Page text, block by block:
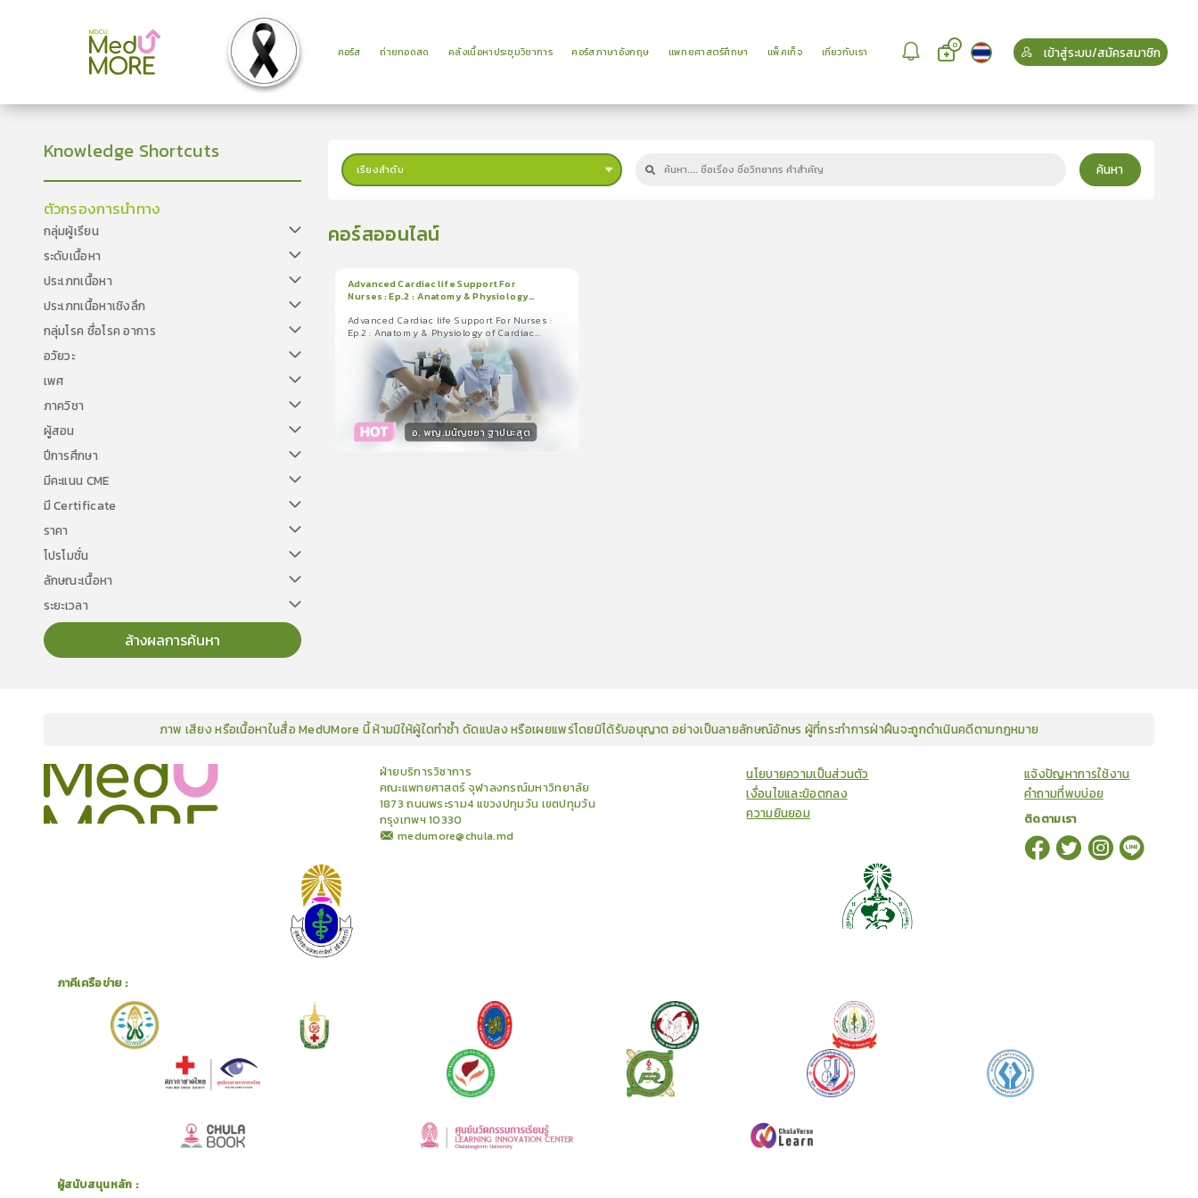
คอร์ส ถ่ายทอดสด คลังเนื้อหาประชุมวิชาการ คอร์สภาษาอังกฤษ แพทยศาสตร์ศึกษา แพ็คเก็จ เกี่ยวกับเรา
0 เข้าสู่ระบบ/สมัครสมาชิก
Knowledge Shortcuts
ตัวกรองการนำทาง
กลุ่มผู้เรียน
ระดับเนื้อหา
ประเภทเนื้อหา
ประเภทเนื้อหาเชิงลึก
กลุ่มโรค ชื่อโรค อาการ
อวัยวะ
เพศ
ภาควิชา
ผู้สอน
ปีการศึกษา
มีคะแนน CME
มี Certificate
ราคา
โปรโมชั่น
ลักษณะเนื้อหา
ระยะเวลา
ล้างผลการค้นหา
เรียงลำดับ ค้นหา
คอร์สออนไลน์
Advanced Cardiac life Support For
Nurses : Ep.2 : Anatomy & Physiology
Advanced Cardiac life Support For Nurses :
Ep.2 : Anatomy & Physiology of Cardiac
Conduction System
อ. พญ.มนัญชยา ฐาปนะสุต
ใบรับรอง
Advanced Cardiac life Support For
Nurses : Ep.2 : Anatomy & Physiology of
3.0(5ลำดับ)
ภาพ เสียง หรือเนื้อหาในสื่อ MedUMore นี้ ห้ามมิให้ผู้ใดทำซ้ำ ดัดแปลง หรือเผยแพร่โดยมิได้รับอนุญาต อย่างเป็นลายลักษณ์อักษร ผู้ที่กระทำการฝ่าฝืนจะถูกดำเนินคดีตามกฎหมาย
ฝ่ายบริการวิชาการ
คณะแพทยศาสตร์ จุฬาลงกรณ์มหาวิทยาลัย
1873 ถนนพระราม4 แขวงปทุมวัน เขตปทุมวัน
กรุงเทพฯ 10330
medumore@chula.md
นโยบายความเป็นส่วนตัว
เงื่อนไขและข้อตกลง
ความยินยอม
แจ้งปัญหาการใช้งาน
คำถามที่พบบ่อย
ติดตามเรา
คอร์สคลังเนื้อหาประชุมวิชาการ
ภาคีเครือข่าย :
ผู้สนับสนุนหลัก :